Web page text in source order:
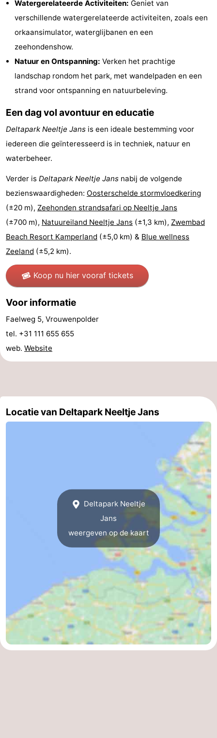
Route
Parkeren
Reisboekenwinkel
Nieuws
adressen
Regio
Zeeland
Duiveland
-
Renesse
-
Brouwershaven
-
Bruinisse
-
Zierikzee
-
Natuur
Oosterschelde
-
Burgh
Haamstede
-
Kop
Schouwen
Natuur
-
Vlaanderen
Nieuwvliet
-
Sluis
-
Watergerelateerde Activiteiten: Geniet van
verschillende watergerelateerde activiteiten, zoals een
orkaansimulator, waterglijbanen en een
zeehondenshow.
Natuur en Ontspanning: Verken het prachtige
landschap rondom het park, met wandelpaden en een
strand voor ontspanning en natuurbeleving.
Een dag vol avontuur en educatie
Deltapark Neeltje Jans is een ideale bestemming voor
iedereen die geïnteresseerd is in techniek, natuur en
waterbeheer.
Verder is Deltapark Neeltje Jans nabij de volgende
bezienswaardigheden: Oosterschelde stormvloedkering
(±20 m), Zeehonden strandsafari op Neeltje Jans
(±700 m), Natuureiland Neeltje Jans (±1,3 km), Zwembad
Beach Resort Kamperland (±5,0 km) & Blue wellness
Zeeland (±5,2 km).
Koop nu hier vooraf tickets
Voor informatie
Faelweg 5, Vrouwenpolder
tel. +31 111 655 655
web. Website
Locatie van Deltapark Neeltje Jans
Deltapark Neeltje
Jans
weergeven op de kaart